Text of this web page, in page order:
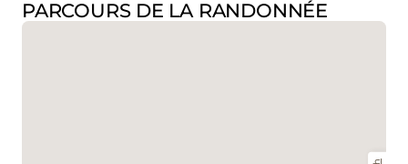
PARCOURS DE LA RANDONNÉE